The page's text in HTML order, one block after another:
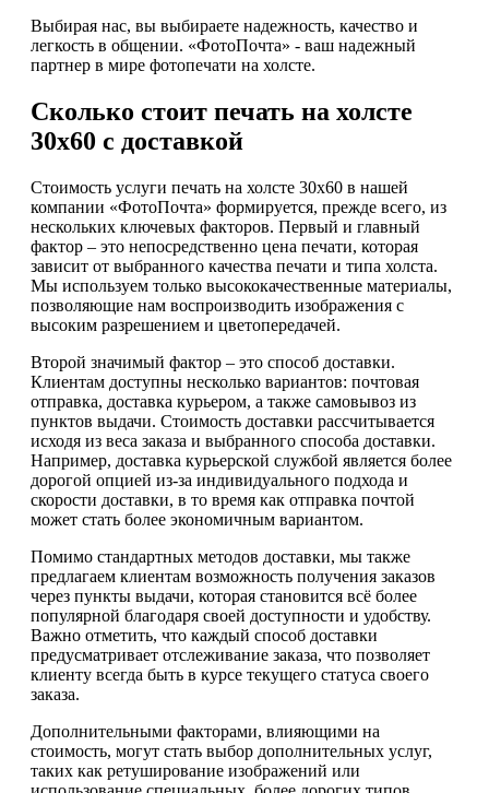
Выбирая нас, вы выбираете надежность, качество и
легкость в общении. «ФотоПочта» - ваш надежный
партнер в мире фотопечати на холсте.
Сколько стоит печать на холсте
30х60 с доставкой
Стоимость услуги печать на холсте 30х60 в нашей
компании «ФотоПочта» формируется, прежде всего, из
нескольких ключевых факторов. Первый и главный
фактор – это непосредственно цена печати, которая
зависит от выбранного качества печати и типа холста.
Мы используем только высококачественные материалы,
позволяющие нам воспроизводить изображения с
высоким разрешением и цветопередачей.
Второй значимый фактор – это способ доставки.
Клиентам доступны несколько вариантов: почтовая
отправка, доставка курьером, а также самовывоз из
пунктов выдачи. Стоимость доставки рассчитывается
исходя из веса заказа и выбранного способа доставки.
Например, доставка курьерской службой является более
дорогой опцией из-за индивидуального подхода и
скорости доставки, в то время как отправка почтой
может стать более экономичным вариантом.
Помимо стандартных методов доставки, мы также
предлагаем клиентам возможность получения заказов
через пункты выдачи, которая становится всё более
популярной благодаря своей доступности и удобству.
Важно отметить, что каждый способ доставки
предусматривает отслеживание заказа, что позволяет
клиенту всегда быть в курсе текущего статуса своего
заказа.
Дополнительными факторами, влияющими на
стоимость, могут стать выбор дополнительных услуг,
таких как ретуширование изображений или